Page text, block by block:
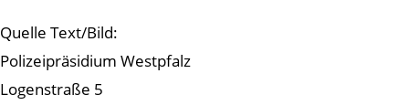
Quelle Text/Bild:
Polizeipräsidium Westpfalz
Logenstraße 5